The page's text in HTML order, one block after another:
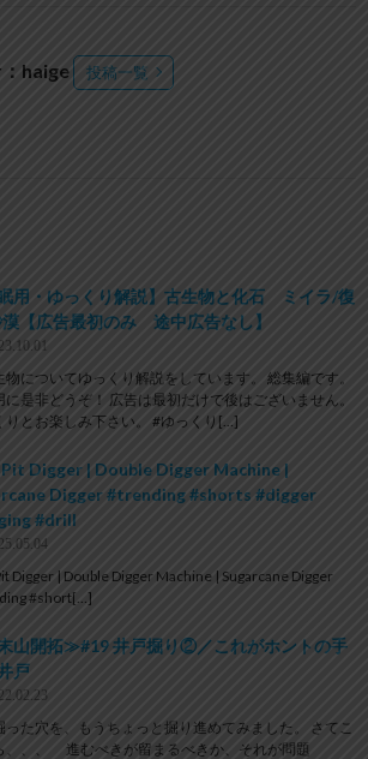
haige 投稿一覧
眠用・ゆっくり解説】古生物と化石 ミイラ/復
【広告最初のみ 途中広告なし】
物についてゆっくり解説をしています。 総集編です。
に是非どうぞ！ 広告は最初だけで後はございません。
りとお楽しみ下さい。 #ゆっくり[…]
Pit Digger | Double Digger Machine |
Digger #trending #shorts #digger
#drill
Digger | Double Digger Machine | Sugarcane Digger
#short[…]
山開拓≫#19 井戸掘り②／これがホントの手
戸
った穴を、もうちょっと掘り進めてみました。 さてこ
、、、 進むべきが留まるべきか、それが問題